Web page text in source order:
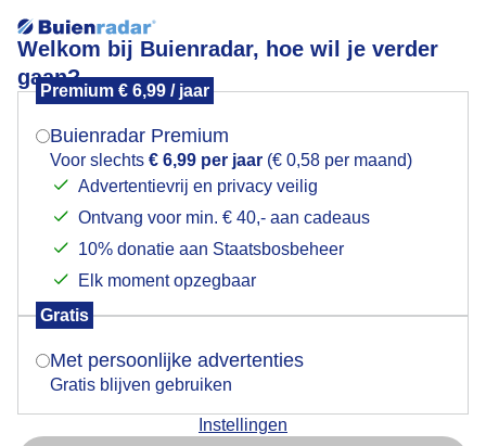
Welkom bij Buienradar, hoe wil je verder
gaan?
Premium € 6,99 / jaar
Buienradar Premium
Voor slechts € 6,99 per jaar (€ 0,58 per maand)
Advertentievrij en privacy veilig
Ontvang voor min. € 40,- aan cadeaus
10% donatie aan Staatsbosbeheer
Elk moment opzegbaar
Gratis
Met persoonlijke advertenties
Gratis blijven gebruiken
Instellingen
Met weinig wind, én droog, mooie weerspiegeling in
de Oude Haven
Mogen we je locatie gebruiken voor het
Indien je hier nog geen akkoord op hebt gegeven,
verschijnt er zo een pop-up uit je browser waarin
Is goed, toon de popup
Nu niet, misschien later